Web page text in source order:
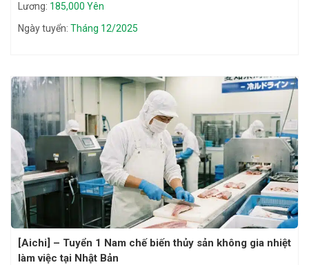
Lương: 185,000 Yên
Ngày tuyển: Tháng 12/2025
[Aichi] – Tuyển 1 Nam chế biến thủy sản không gia nhiệt
làm việc tại Nhật Bản